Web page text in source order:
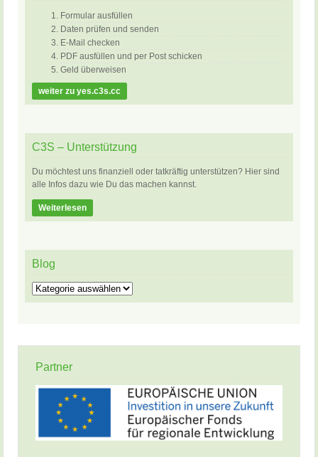
Formular ausfüllen
Daten prüfen und senden
E-Mail checken
PDF ausfüllen und per Post schicken
Geld überweisen
weiter zu yes.c3s.cc
C3S – Unterstützung
Du möchtest uns finanziell oder tatkräftig unterstützen? Hier sind
alle Infos dazu wie Du das machen kannst.
Weiterlesen
Blog
Blog
Partner